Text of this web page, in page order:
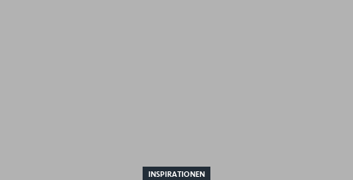
INSPIRATIONEN